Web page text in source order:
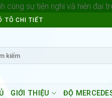
cùng sự tiện nghi và hiện đại
TÔ CHI TIẾT
GIỚI THIỆU ĐỘ